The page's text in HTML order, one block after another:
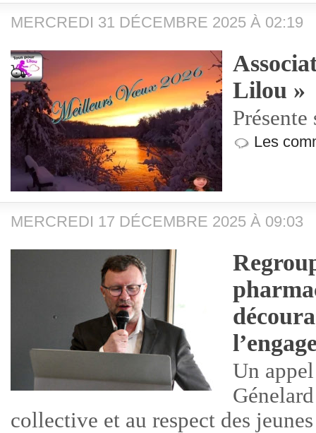
MERCREDI 31 DÉCEMBRE 2025 À 02:19
Lilou »
Les
MERCREDI 17 DÉCEMBRE 2025 À 09:03
Un
collective et au respect des